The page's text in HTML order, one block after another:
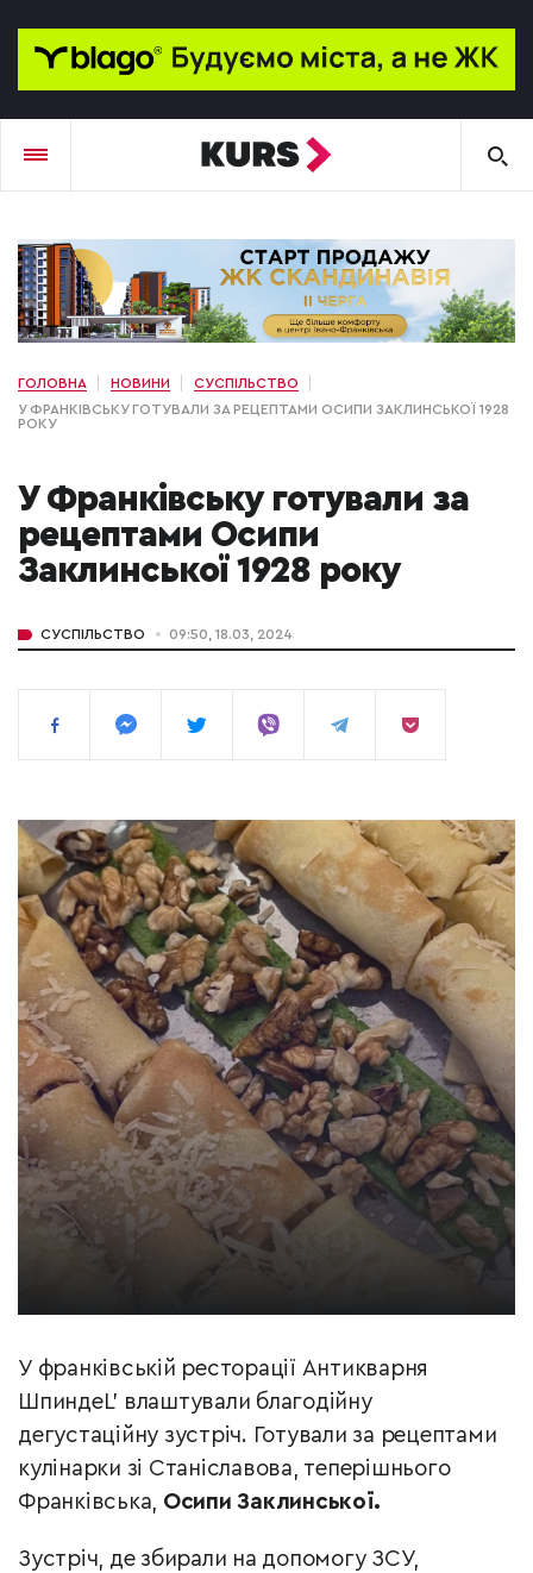
ГОЛОВНА НОВИНИ
СУСПІЛЬСТВО
У ФРАНКІВСЬКУ ГОТУВАЛИ ЗА РЕЦЕПТАМИ ОСИПИ ЗАКЛИНСЬКОЇ 1928
РОКУ
У Франківську готували за
рецептами Осипи
Заклинської 1928 року
СУСПІЛЬСТВО 09:50, 18.03, 2024
У франківській ресторації Антикварня
ШпиндеL’ влаштували благодійну
дегустаційну зустріч. Готували за рецептами
кулінарки зі Станіславова, теперішнього
Франківська, Осипи Заклинської.
Зустріч, де збирали на допомогу ЗСУ,